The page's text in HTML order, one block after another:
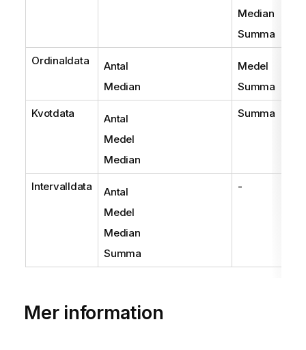
Median
Summa
Ordinaldata
Antal
Median
Medel
Summa
Kvotdata
Antal
Medel
Median
Summa
Intervalldata
Antal
Medel
Median
Summa
-
Mer information